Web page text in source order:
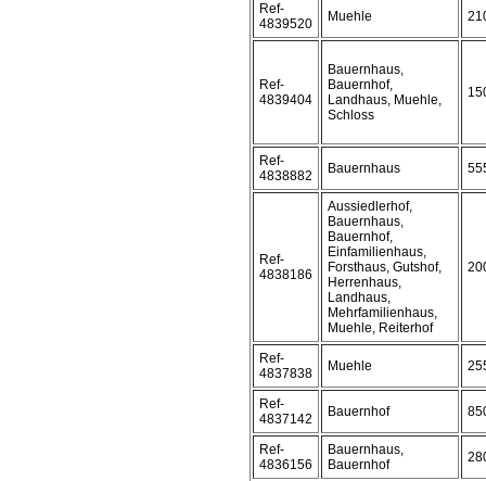
Ref-
4839520
Muehle
Ref-
4839404
Bauernhaus,
Bauernhof,
Landhaus, Muehle,
Schloss
Ref-
4838882
Bauernhaus
Ref-
4838186
Aussiedlerhof,
Bauernhaus,
Bauernhof,
Einfamilienhaus,
Forsthaus, Gutshof,
Herrenhaus,
Landhaus,
Mehrfamilienhaus,
Muehle, Reiterhof
Ref-
4837838
Muehle
Ref-
4837142
Bauernhof
Ref-
4836156
Bauernhaus,
Bauernhof